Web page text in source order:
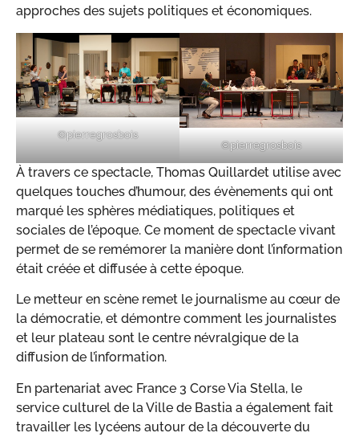
approches des sujets politiques et économiques.
©pierregrosbois
©pierregrosbois
À travers ce spectacle, Thomas Quillardet utilise avec
quelques touches d’humour, des évènements qui ont
marqué les sphères médiatiques, politiques et
sociales de l’époque. Ce moment de spectacle vivant
permet de se remémorer la manière dont l’information
était créée et diffusée à cette époque.
Le metteur en scène remet le journalisme au cœur de
la démocratie, et démontre comment les journalistes
et leur plateau sont le centre névralgique de la
diffusion de l’information.
En partenariat avec France 3 Corse Via Stella, le
service culturel de la Ville de Bastia a également fait
travailler les lycéens autour de la découverte du